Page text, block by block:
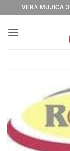
al
contenido
VERA MUJICA